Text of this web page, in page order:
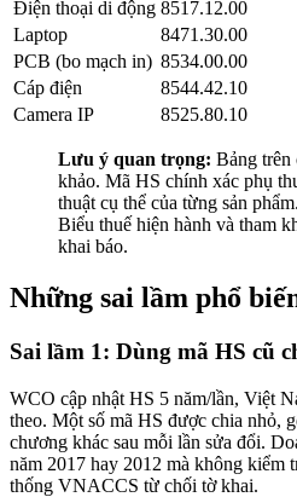
Điện thoại di động 8517.12.00
Laptop
8471.30.00
PCB (bo mạch in) 8534.00.00
Cáp điện
8544.42.10
Camera IP
8525.80.10
Lưu ý quan trọng: Bảng trên
khảo. Mã HS chính xác phụ
thuật cụ thể của từng sản
Biểu thuế hiện hành và tham
khai báo.
Những sai lầm phổ
Sai lầm 1: Dùng mã HS cũ
WCO cập nhật HS 5 năm/lần, Việt
theo. Một số mã HS được chia nhỏ,
chương khác sau mỗi lần sửa đổi.
năm 2017 hay 2012 mà không kiểm
thống VNACCS từ chối tờ khai.